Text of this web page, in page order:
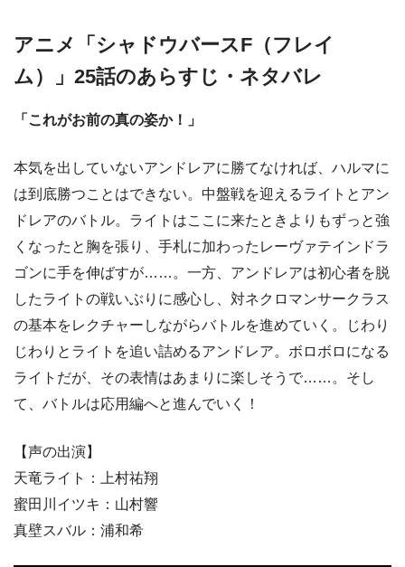
アニメ「シャドウバースF（フレイ
ム）」25話のあらすじ・ネタバレ
「これがお前の真の姿か！」
本気を出していないアンドレアに勝てなければ、ハルマに
は到底勝つことはできない。中盤戦を迎えるライトとアン
ドレアのバトル。ライトはここに来たときよりもずっと強
くなったと胸を張り、手札に加わったレーヴァテインドラ
ゴンに手を伸ばすが……。一方、アンドレアは初心者を脱
したライトの戦いぶりに感心し、対ネクロマンサークラス
の基本をレクチャーしながらバトルを進めていく。じわり
じわりとライトを追い詰めるアンドレア。ボロボロになる
ライトだが、その表情はあまりに楽しそうで……。そし
て、バトルは応用編へと進んでいく！
【声の出演】
天竜ライト：上村祐翔
蜜田川イツキ：山村響
真壁スバル：浦和希